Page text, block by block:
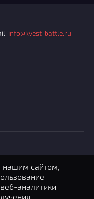
info@kvest-battle.ru
нашим сайтом,
аналитики